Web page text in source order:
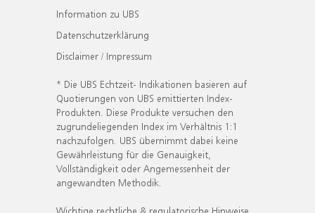
Information zu UBS
Datenschutzerklärung
Disclaimer / Impressum
* Die UBS Echtzeit- Indikationen basieren auf
Quotierungen von UBS emittierten Index-
Produkten. Diese Produkte versuchen den
zugrundeliegenden Index im Verhältnis 1:1
nachzufolgen. UBS übernimmt dabei keine
Gewährleistung für die Genauigkeit,
Vollständigkeit oder Angemessenheit der
angewandten Methodik.